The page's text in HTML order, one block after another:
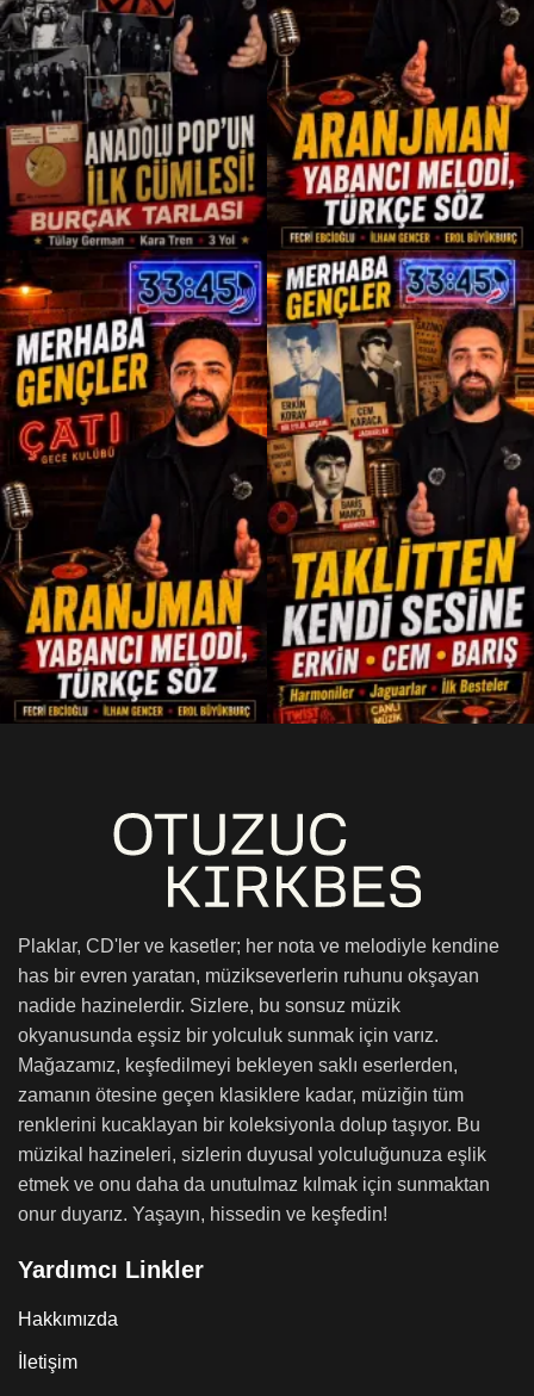
Plaklar, CD'ler ve kasetler; her nota ve melodiyle kendine
has bir evren yaratan, müzikseverlerin ruhunu okşayan
nadide hazinelerdir. Sizlere, bu sonsuz müzik
okyanusunda eşsiz bir yolculuk sunmak için varız.
Mağazamız, keşfedilmeyi bekleyen saklı eserlerden,
zamanın ötesine geçen klasiklere kadar, müziğin tüm
renklerini kucaklayan bir koleksiyonla dolup taşıyor. Bu
müzikal hazineleri, sizlerin duyusal yolculuğunuza eşlik
etmek ve onu daha da unutulmaz kılmak için sunmaktan
onur duyarız. Yaşayın, hissedin ve keşfedin!
Yardımcı Linkler
Hakkımızda
İletişim